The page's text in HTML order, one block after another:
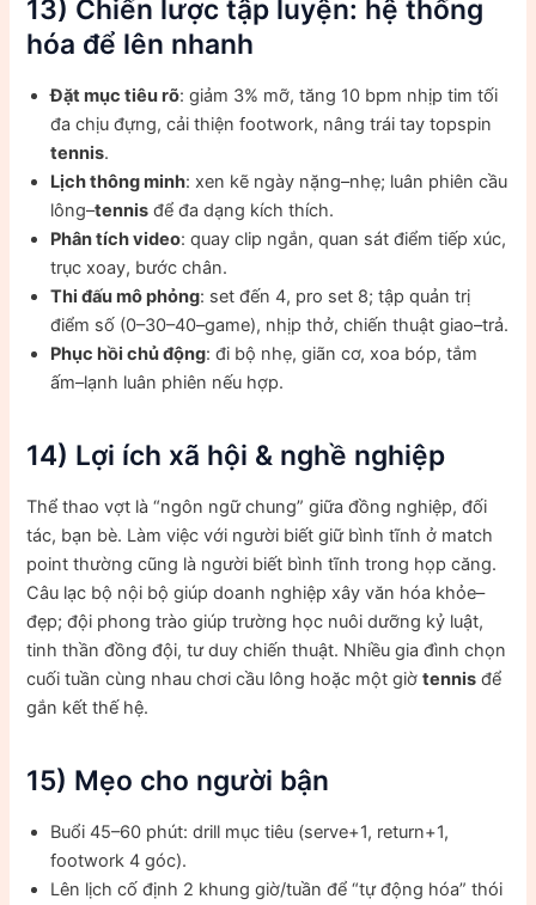
13) Chiến lược tập luyện: hệ thống
hóa để lên nhanh
Đặt mục tiêu rõ: giảm 3% mỡ, tăng 10 bpm nhịp tim tối
đa chịu đựng, cải thiện footwork, nâng trái tay topspin
tennis.
Lịch thông minh: xen kẽ ngày nặng–nhẹ; luân phiên cầu
lông–tennis để đa dạng kích thích.
Phân tích video: quay clip ngắn, quan sát điểm tiếp xúc,
trục xoay, bước chân.
Thi đấu mô phỏng: set đến 4, pro set 8; tập quản trị
điểm số (0–30–40–game), nhịp thở, chiến thuật giao–trả.
Phục hồi chủ động: đi bộ nhẹ, giãn cơ, xoa bóp, tắm
ấm–lạnh luân phiên nếu hợp.
14) Lợi ích xã hội & nghề nghiệp
Thể thao vợt là “ngôn ngữ chung” giữa đồng nghiệp, đối
tác, bạn bè. Làm việc với người biết giữ bình tĩnh ở match
point thường cũng là người biết bình tĩnh trong họp căng.
Câu lạc bộ nội bộ giúp doanh nghiệp xây văn hóa khỏe–
đẹp; đội phong trào giúp trường học nuôi dưỡng kỷ luật,
tinh thần đồng đội, tư duy chiến thuật. Nhiều gia đình chọn
cuối tuần cùng nhau chơi cầu lông hoặc một giờtennis để
gắn kết thế hệ.
15) Mẹo cho người bận
Buổi 45–60 phút: drill mục tiêu (serve+1, return+1,
footwork 4 góc).
Lên lịch cố định 2 khung giờ/tuần để “tự động hóa” thói